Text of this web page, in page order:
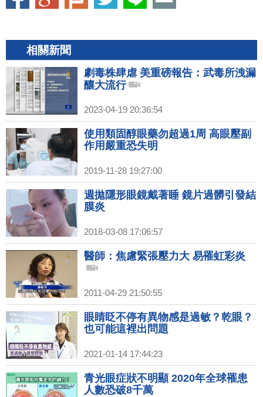
相關新聞
劇毒株肆虐 美重磅報告：武毒所洩漏
釀大流行
2023-04-19 20:36:54
使用類固醇眼藥勿超過1周 高眼壓副
作用嚴重恐失明
2019-11-28 19:27:00
週拋隱形眼鏡戴著睡 鏡片過髒引發結
膜炎
2018-03-08 17:06:57
醫師：焦慮緊張壓力大 易罹虹彩炎
2011-04-29 21:50:55
眼睛眨不停有異物感是過敏？乾眼？
也可能這裡出問題
2021-01-14 17:44:23
青光眼症狀不明顯 2020年全球罹患
人數恐破8千萬